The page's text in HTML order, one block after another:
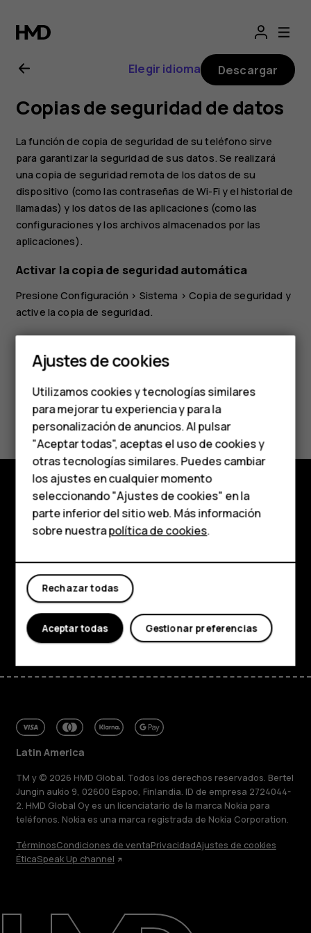
Manual
del
usuario
de
Nokia
C01
Plus
Smartphones
Teléfonos de gama
media
Teléfonos para
personas mayores
HMD Terra M
Comprar
Mi cuenta
Reparar, reutilizar, reciclar
Elegir idioma Descargar
Copias de seguridad de datos
La función de copia de seguridad de su teléfono sirve
para garantizar la seguridad de sus datos. Se realizará
una copia de seguridad remota de los datos de su
dispositivo (como las contraseñas de Wi-Fi y el historial de
llamadas) y los datos de las aplicaciones (como las
configuraciones y los archivos almacenados por las
aplicaciones).
Activar la copia de seguridad automática
PresioneConfiguración > Sistema > Copia de seguridad y
active la copia de seguridad.
¿Te ha parecido útil?
Sí No
Comprar
Acerca de
Planet and people
Soporte
FacebookInstagram
TiktokYoutubeLinkedinDiscord
Latin America
TM y © 2026 HMD Global. Todos los derechos reservados. Bertel
Jungin aukio 9, 02600 Espoo, Finlandia. ID de empresa 2724044-
2. HMD Global Oy es un licenciatario de la marca Nokia para
teléfonos. Nokia es una marca registrada de Nokia Corporation.
TérminosCondiciones de ventaPrivacidadAjustes de cookies
ÉticaSpeak Up channel
Ajustes de cookies
Utilizamos cookies y tecnologías similares
para mejorar tu experiencia y para la
personalización de anuncios. Al pulsar
"Aceptar todas", aceptas el uso de cookies y
otras tecnologías similares. Puedes cambiar
los ajustes en cualquier momento
seleccionando "Ajustes de cookies" en la
parte inferior del sitio web. Más información
sobre nuestrapolítica de cookies.
Rechazar todas
Gestionar preferencias
Aceptar todas